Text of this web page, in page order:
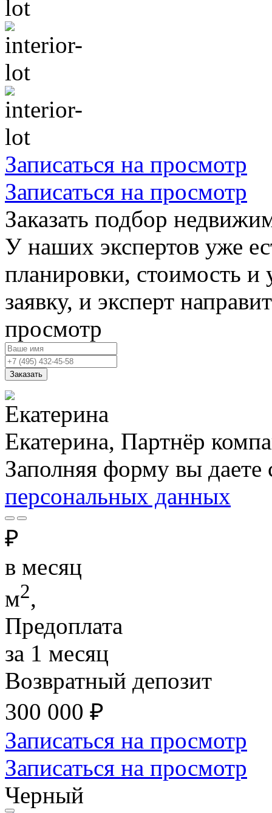
Записаться на просмотр
Записаться на просмотр
Заказать подбор
У наших экспертов уже
планировки, стоимость и
заявку, и эксперт
просмотр
Заказать
Екатерина, Партнёр
Заполняя форму вы даете
персональных данных
₽
в месяц
м2,
Предоплата
за 1 месяц
Возвратный депозит
300 000 ₽
Записаться на просмотр
Записаться на просмотр
Черный